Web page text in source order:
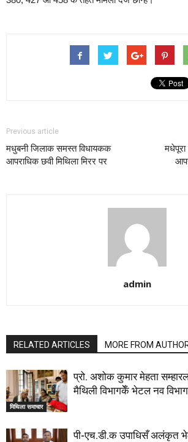
Previous article
मधुबनी जिलाक समस्त विधायकक
आपराधिक छवी मिथिला मिरर पर
admin
RELATED ARTICLES MORE FROM
मिथिला समाचार
प्रो. अशोक कुमार मेहता
मैथिली विभागकेँ भेटल नव
पी-एच.डी.क उपाधिसँ अलंकृत